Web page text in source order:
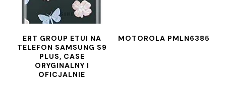
ERT GROUP ETUI NA
TELEFON SAMSUNG S9
PLUS, CASE
ORYGINALNY I
OFICJALNIE
MOTOROLA PMLN6385